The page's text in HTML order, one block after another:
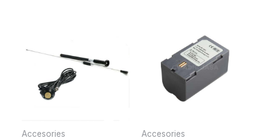
Accesories Accesories